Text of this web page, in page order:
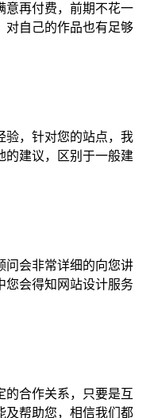
意再付费，前期不花一
对自己的作品也有足够
验，针对您的站点，我
的建议，区别于一般建
问会非常详细的向您讲
您会得知网站设计服务
的合作关系，只要是互
及帮助您，相信我们都